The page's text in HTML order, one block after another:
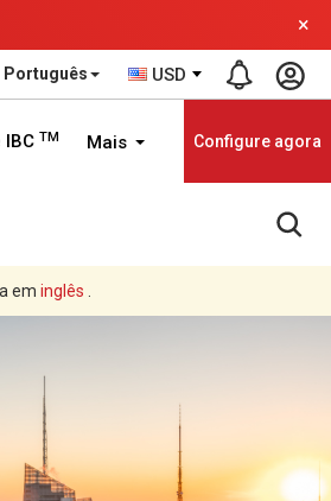
×
Português USD
IBC TM Mais Configure agora
em inglês .